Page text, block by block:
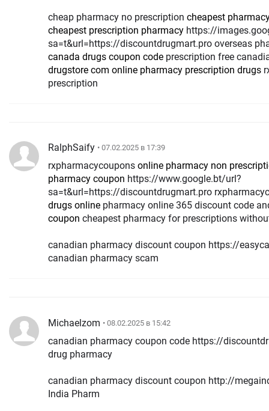
cheap pharmacy no prescription cheapest
cheapest prescription pharmacy
sa=t&url=https://discountdrugmart.pro overseas
canada drugs coupon code prescription free
drugstore com online pharmacy prescription drugs
prescription
RalphSaify • 07.02.2025 в 17:39
rxpharmacycoupons online pharmacy non
pharmacy coupon
sa=t&url=https://discountdrugmart.pro
drugs online pharmacy online 365 discount code
coupon cheapest pharmacy for prescriptions
canadian pharmacy discount coupon https://
canadian pharmacy scam
Michaelzom • 08.02.2025 в 15:42
canadian pharmacy coupon code https://
drug pharmacy
canadian pharmacy discount coupon http://
India Pharm